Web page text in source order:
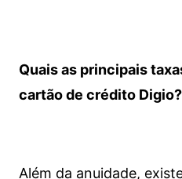
Quais as principais
cartão de crédito Digio?
Além da anuidade,